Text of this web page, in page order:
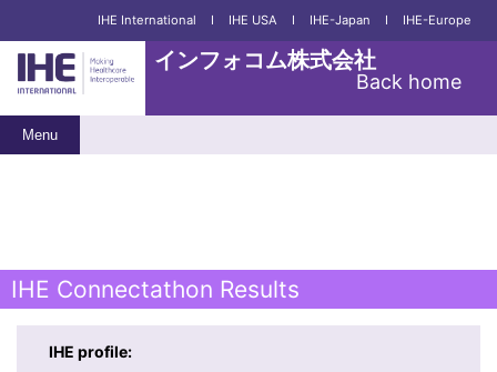
IHE International I IHE USA I IHE-Japan I IHE-Europe
インフォコム株式会社
Back home
Menu
IHE Connectathon Results
IHE profile: